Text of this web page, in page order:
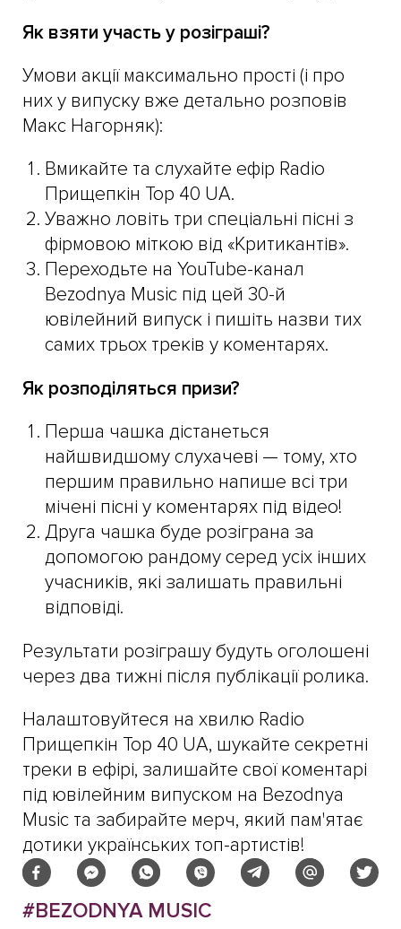
Як взяти участь у розіграші?
Умови акції максимально прості (і про
них у випуску вже детально розповів
Макс Нагорняк):
Вмикайте та слухайте ефір Radio
Прищепкін Top 40 UA.
Уважно ловіть три спеціальні пісні з
фірмовою міткою від «Критикантів».
Переходьте на YouTube-канал
Bezodnya Music під цей 30-й
ювілейний випуск і пишіть назви тих
самих трьох треків у коментарях.
Як розподіляться призи?
Перша чашка дістанеться
найшвидшому слухачеві — тому, хто
першим правильно напише всі три
мічені пісні у коментарях під відео!
Друга чашка буде розіграна за
допомогою рандому серед усіх інших
учасників, які залишать правильні
відповіді.
Результати розіграшу будуть оголошені
через два тижні після публікації ролика.
Налаштовуйтеся на хвилю Radio
Прищепкін Top 40 UA, шукайте секретні
треки в ефірі, залишайте свої коментарі
під ювілейним випуском на Bezodnya
Music та забирайте мерч, який пам'ятає
дотики українських топ-артистів!
#BEZODNYA MUSIC